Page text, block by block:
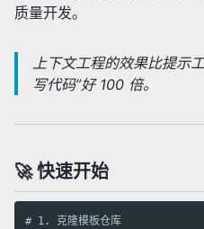
质量开发。
上下文工程的效果比提示
写代码”好 100 倍。
🚀 快速开始
# 1. 克隆模板仓库